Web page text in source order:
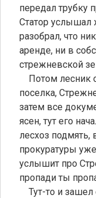
передал трубку
Статор услышал
разобрал, что
аренде, ни в
стрежневской
Потом лесник
поселка,
затем все
ясен, тут его
лесхоз подмять,
прокуратуры
услышит про
пропади ты
Тут-то и зашел